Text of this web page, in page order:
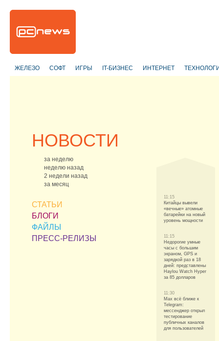
ЖЕЛЕЗО СОФТ ИГРЫ IT-БИЗНЕС ИНТЕРНЕТ
НОВОСТИ
за неделю
неделю назад
2 недели назад
за месяц
СТАТЬИ
БЛОГИ
ФАЙЛЫ
ПРЕСС-РЕЛИЗЫ
11:15
Китайцы вывели
«вечные» атомные
батарейки на новый
уровень мощности
11:15
Недорогие умные
часы с большим
экраном, GPS и
зарядкой раз в 18
дней: представлены
Haylou Watch Hyper
за 85 долларов
11:30
Max всё ближе к
Telegram:
мессенджер открыл
тестирование
публичных каналов
для пользователей